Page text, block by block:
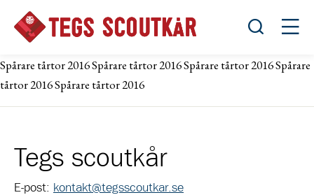
Öppna
Spårare tårtor 2016 Spårare tårtor 2016 Spårare tårtor 2016 Spårare
tårtor 2016 Spårare tårtor 2016
Tegs scoutkår
E-post: kontakt@tegsscoutkar.se